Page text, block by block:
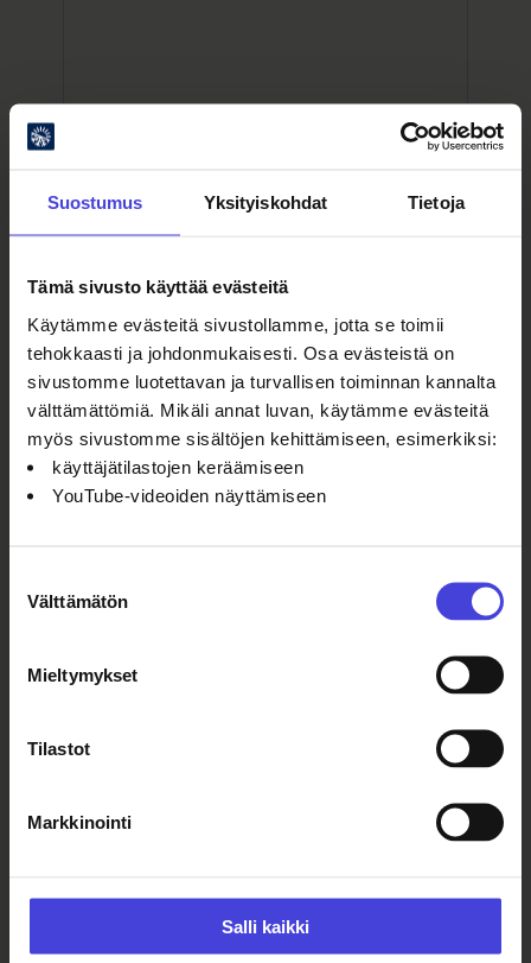
Suostumus Yksityiskohdat Tietoja
Tämä sivusto käyttää evästeitä
Käytämme evästeitä sivustollamme, jotta se toimii
tehokkaasti ja johdonmukaisesti. Osa evästeistä on
sivustomme luotettavan ja turvallisen toiminnan kannalta
välttämättömiä. Mikäli annat luvan, käytämme evästeitä
myös sivustomme sisältöjen kehittämiseen, esimerkiksi:
käyttäjätilastojen keräämiseen
YouTube-videoiden näyttämiseen
valinta
Välttämätön
Mieltymykset
Tilastot
Markkinointi
Salli kaikki
Seuraa meitä somessa
Facebook X
#oulu2026 #kulttuuriilmastonmuutos